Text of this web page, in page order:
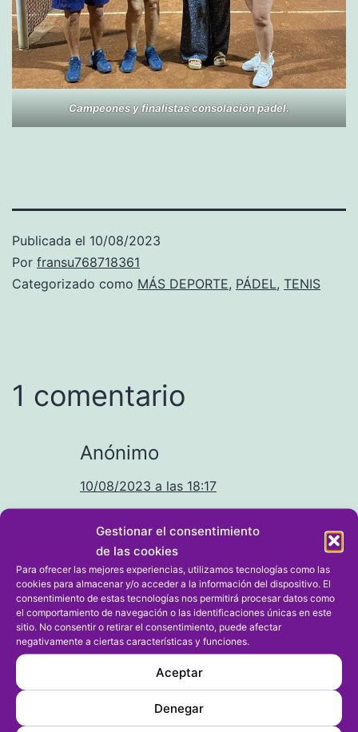
Gestionar el consentimiento
de las cookies
Para ofrecer las mejores experiencias, utilizamos tecnologías como las
cookies para almacenar y/o acceder a la información del dispositivo. El
consentimiento de estas tecnologías nos permitirá procesar datos como
el comportamiento de navegación o las identificaciones únicas en este
sitio. No consentir o retirar el consentimiento, puede afectar
negativamente a ciertas características y funciones.
Aceptar
Denegar
Campeones y finalistas consolación pádel.
Publicada el 10/08/2023
Por fransu768718361
Categorizado como MÁS DEPORTE, PÁDEL, TENIS
1 comentario
Anónimo
10/08/2023 a las 18:17
Responder
Dejar un comentario
Tu dirección de correo electrónico no será publicada.
Los campos obligatorios están marcados con*